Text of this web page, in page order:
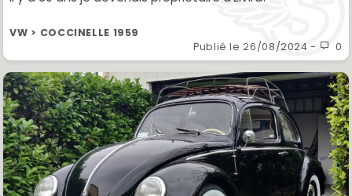
VW > COCCINELLE 1959
Publié le26/08/2024 - 0